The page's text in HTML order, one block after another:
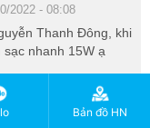
2022 - 08:08
Thanh Đông, khi
nhanh 15W ạ
Bản đồ HN